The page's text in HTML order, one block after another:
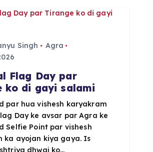
p
p
Singh
Agra
Flag Day par
ko di gayi salami
par hua vishesh karyakram
Day ke avsar par Agra ke
Selfie Point par vishesh
ka ayojan kiya gaya. Is
dhwaj ko…